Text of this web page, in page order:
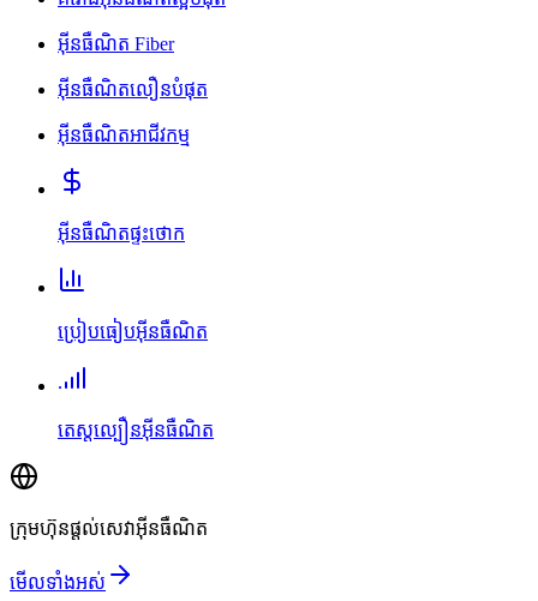
អ៊ីនធឺណិត Fiber
អ៊ីនធឺណិតលឿនបំផុត
អ៊ីនធឺណិតអាជីវកម្ម
អ៊ីនធឺណិតផ្ទះថោក
ប្រៀបធៀបអ៊ីនធឺណិត
តេស្តល្បឿនអ៊ីនធឺណិត
ក្រុមហ៊ុនផ្តល់សេវាអ៊ីនធឺណិត
មើលទាំងអស់